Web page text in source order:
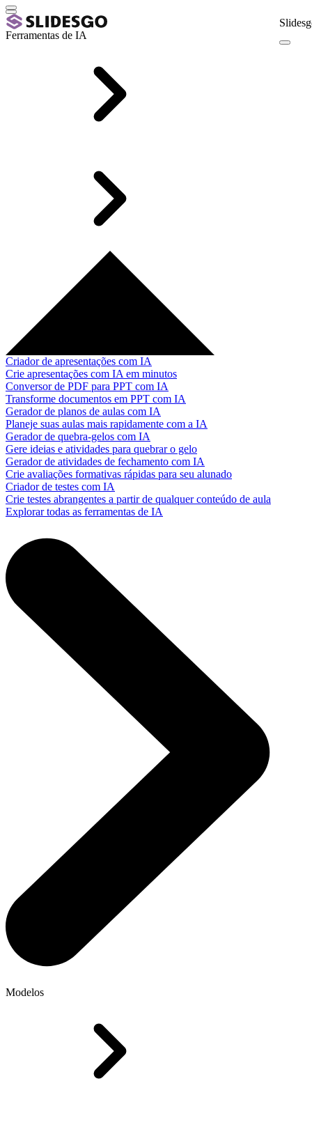
Ferramentas de IA
Criador de apresentações com IA
Crie apresentações com IA em minutos
Conversor de PDF para PPT com IA
Transforme documentos em PPT com IA
Gerador de planos de aulas com IA
Planeje suas aulas mais rapidamente com a IA
Gerador de quebra-gelos com IA
Gere ideias e atividades para quebrar o gelo
Gerador de atividades de fechamento com IA
Crie avaliações formativas rápidas para seu alunado
Criador de testes com IA
Crie testes abrangentes a partir de qualquer conteúdo de aula
Explorar todas as ferramentas de IA
Modelos